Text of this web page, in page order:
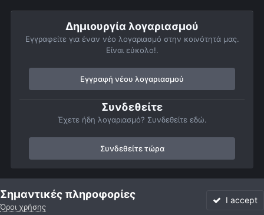
Δημιουργία λογαριασμού
Εγγραφείτε για έναν νέο λογαριασμό στην κοινότητά μας.
Είναι εύκολο!.
Εγγραφή νέου λογαριασμού
Συνδεθείτε
Έχετε ήδη λογαριασμό? Συνδεθείτε εδώ.
Συνδεθείτε τώρα
Αρχή Αστροφωτογραφίες Εκλείψεις, Διαβάσεις και
Σημαντικές πληροφορίες
Όροι χρήσης
I accept
Forum